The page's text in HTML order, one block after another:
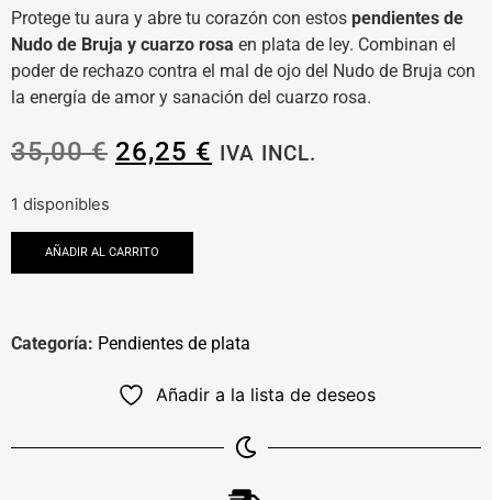
Protege tu aura y abre tu corazón con estos pendientes de
Nudo de Bruja y cuarzo rosa en plata de ley. Combinan el
poder de rechazo contra el mal de ojo del Nudo de Bruja con
la energía de amor y sanación del cuarzo rosa.
35,00€ 26,25 € IVA INCL.
1 disponibles
AÑADIR AL CARRITO
Categoría: Pendientes de plata
Añadir a la lista de deseos